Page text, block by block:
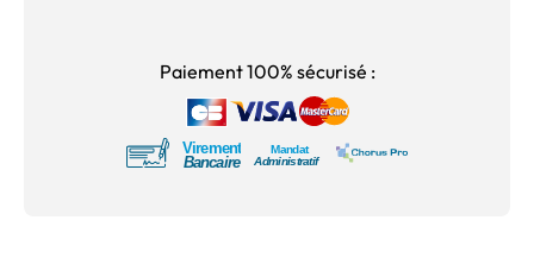
Paiement 100% sécurisé :